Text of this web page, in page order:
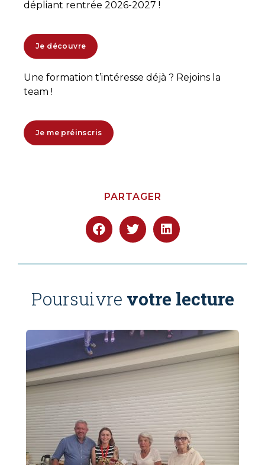
dépliant rentrée 2026-2027 !
Je découvre
Une formation t’intéresse déjà ? Rejoins la
team !
Je me préinscris
PARTAGER
Poursuivre votre lecture